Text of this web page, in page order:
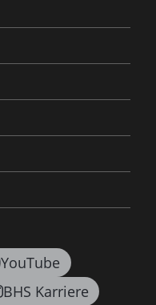
YouTube
BHS Karriere